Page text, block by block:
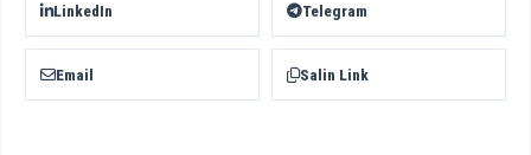
LinkedIn Telegram
Email Salin Link